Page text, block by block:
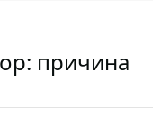
причина